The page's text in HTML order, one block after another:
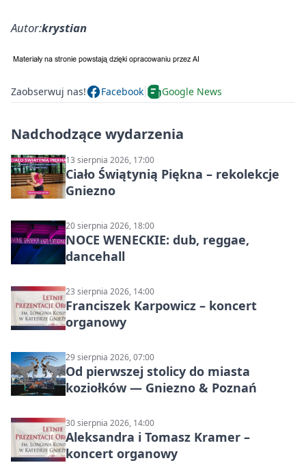
Autor:krystian
Zaobserwuj nas! Facebook Google News
Nadchodzące wydarzenia
13 sierpnia 2026, 17:00
Ciało Świątynią Piękna – rekolekcje
Gniezno
20 sierpnia 2026, 18:00
NOCE WENECKIE: dub, reggae,
dancehall
23 sierpnia 2026, 14:00
Franciszek Karpowicz – koncert
organowy
29 sierpnia 2026, 07:00
Od pierwszej stolicy do miasta
koziołków — Gniezno & Poznań
30 sierpnia 2026, 14:00
Aleksandra i Tomasz Kramer –
koncert organowy